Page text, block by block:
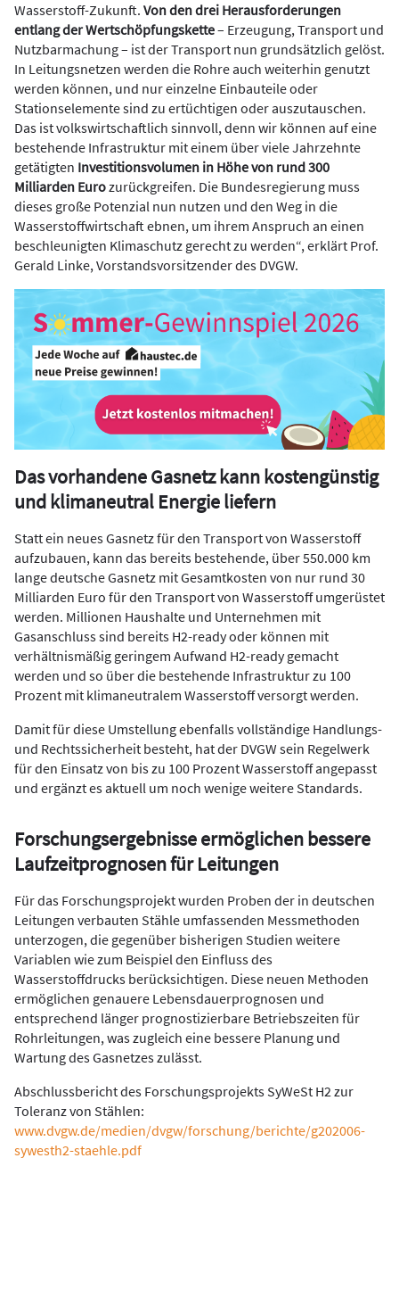
Wasserstoff-Zukunft. Von den drei Herausforderungen
entlang der Wertschöpfungskette– Erzeugung, Transport und
Nutzbarmachung – ist der Transport nun grundsätzlich gelöst.
In Leitungsnetzen werden die Rohre auch weiterhin genutzt
werden können, und nur einzelne Einbauteile oder
Stationselemente sind zu ertüchtigen oder auszutauschen.
Das ist volkswirtschaftlich sinnvoll, denn wir können auf eine
bestehende Infrastruktur mit einem über viele Jahrzehnte
getätigten Investitionsvolumen in Höhe von rund 300
Milliarden Eurozurückgreifen. Die Bundesregierung muss
dieses große Potenzial nun nutzen und den Weg in die
Wasserstoffwirtschaft ebnen, um ihrem Anspruch an einen
beschleunigten Klimaschutz gerecht zu werden“, erklärt Prof.
Gerald Linke, Vorstandsvorsitzender des DVGW.
Das vorhandene Gasnetz kann kostengünstig
und klimaneutral Energie liefern
Statt ein neues Gasnetz für den Transport von Wasserstoff
aufzubauen, kann das bereits bestehende, über 550.000 km
lange deutsche Gasnetz mit Gesamtkosten von nur rund 30
Milliarden Euro für den Transport von Wasserstoff umgerüstet
werden. Millionen Haushalte und Unternehmen mit
Gasanschluss sind bereits H2-ready oder können mit
verhältnismäßig geringem Aufwand H2-ready gemacht
werden und so über die bestehende Infrastruktur zu 100
Prozent mit klimaneutralem Wasserstoff versorgt werden.
Damit für diese Umstellung ebenfalls vollständige Handlungs-
und Rechtssicherheit besteht, hat der DVGW sein Regelwerk
für den Einsatz von bis zu 100 Prozent Wasserstoff angepasst
und ergänzt es aktuell um noch wenige weitere Standards.
Forschungsergebnisse ermöglichen bessere
Laufzeitprognosen für Leitungen
Für das Forschungsprojekt wurden Proben der in deutschen
Leitungen verbauten Stähle umfassenden Messmethoden
unterzogen, die gegenüber bisherigen Studien weitere
Variablen wie zum Beispiel den Einfluss des
Wasserstoffdrucks berücksichtigen. Diese neuen Methoden
ermöglichen genauere Lebensdauerprognosen und
entsprechend länger prognostizierbare Betriebszeiten für
Rohrleitungen, was zugleich eine bessere Planung und
Wartung des Gasnetzes zulässt.
Abschlussbericht des Forschungsprojekts SyWeSt H2 zur
Toleranz von Stählen:
www.dvgw.de/medien/dvgw/forschung/berichte/g202006-
sywesth2-staehle.pdf